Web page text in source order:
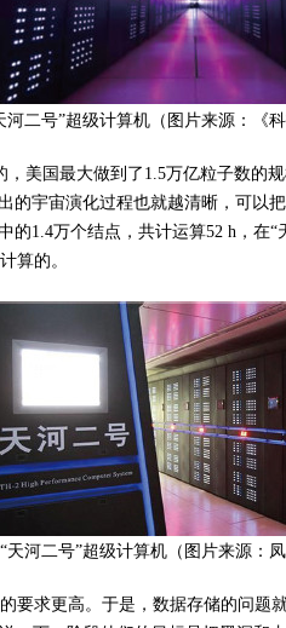
河二号”超级计算机（图片来源：《科
美国最大做到了1.5万亿粒子数的
的宇宙演化过程也就越清晰，可以
的1.4万个结点，共计运算52 h，在
算的。
“天河二号”超级计算机（图片来源：凤
要求更高。于是，数据存储的问题